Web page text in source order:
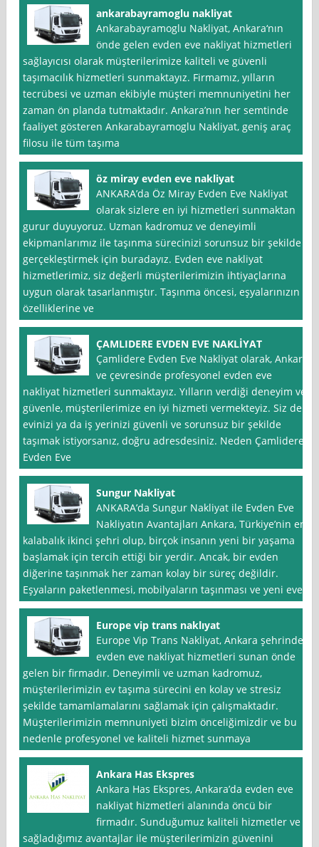
ankarabayramoglu nakliyat
Ankarabayramoglu Nakliyat, Ankara‘nın
önde gelen evden eve nakliyat hizmetleri
sağlayıcısı olarak müşterilerimize kaliteli ve güvenli
taşımacılık hizmetleri sunmaktayız. Firmamız, yılların
tecrübesi ve uzman ekibiyle müşteri memnuniyetini her
zaman ön planda tutmaktadır. Ankara’nın her semtinde
faaliyet gösteren Ankarabayramoglu Nakliyat, geniş araç
filosu ile tüm taşıma
öz miray evden eve nakliyat
ANKARA’da Öz Miray Evden Eve Nakliyat
olarak sizlere en iyi hizmetleri sunmaktan
gurur duyuyoruz. Uzman kadromuz ve deneyimli
ekipmanlarımız ile taşınma sürecinizi sorunsuz bir şekilde
gerçekleştirmek için buradayız. Evden eve nakliyat
hizmetlerimiz, siz değerli müşterilerimizin ihtiyaçlarına
uygun olarak tasarlanmıştır. Taşınma öncesi, eşyalarınızın
özelliklerine ve
ÇAMLIDERE EVDEN EVE NAKLİYAT
Çamlidere Evden Eve Nakliyat olarak, Ankara
ve çevresinde profesyonel evden eve
nakliyat hizmetleri sunmaktayız. Yılların verdiği deneyim ve
güvenle, müşterilerimize en iyi hizmeti vermekteyiz. Siz de
evinizi ya da iş yerinizi güvenli ve sorunsuz bir şekilde
taşımak istiyorsanız, doğru adresdesiniz. Neden Çamlidere
Evden Eve
Sungur Nakliyat
ANKARA’da Sungur Nakliyat ile Evden Eve
Nakliyatın Avantajları Ankara, Türkiye’nin en
kalabalık ikinci şehri olup, birçok insanın yeni bir yaşama
başlamak için tercih ettiği bir yerdir. Ancak, bir evden
diğerine taşınmak her zaman kolay bir süreç değildir.
Eşyaların paketlenmesi, mobilyaların taşınması ve yeni eve
Europe vip trans naklıyat
Europe Vip Trans Nakliyat, Ankara şehrinde
evden eve nakliyat hizmetleri sunan önde
gelen bir firmadır. Deneyimli ve uzman kadromuz,
müşterilerimizin ev taşıma sürecini en kolay ve stresiz
şekilde tamamlamalarını sağlamak için çalışmaktadır.
Müşterilerimizin memnuniyeti bizim önceliğimizdir ve bu
nedenle profesyonel ve kaliteli hizmet sunmaya
Ankara Has Ekspres
Ankara Has Ekspres, Ankara’da evden eve
nakliyat hizmetleri alanında öncü bir
firmadır. Sunduğumuz kaliteli hizmetler ve
sağladığımız avantajlar ile müşterilerimizin güvenini